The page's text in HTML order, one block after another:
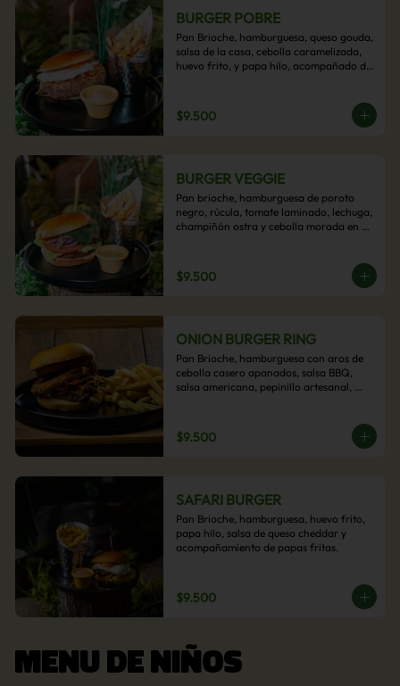
BURGER POBRE
Pan Brioche, hamburguesa, queso gouda,
salsa de la casa, cebolla caramelizada,
huevo frito, y papa hilo, acompañado de
$9.500
BURGER VEGGIE
Pan brioche, hamburguesa de poroto
negro, rúcula, tomate laminado, lechuga,
champiñón ostra y cebolla morada en
$9.500
ONION BURGER RING
Pan Brioche, hamburguesa con aros de
cebolla casero apanados, salsa BBQ,
salsa americana, pepinillo artesanal,
papas fritas.
$9.500
SAFARI BURGER
Pan Brioche, hamburguesa, huevo frito,
papa hilo, salsa de queso cheddar y
acompañamiento de papas fritas.
$9.500
MENU DE NIÑOS